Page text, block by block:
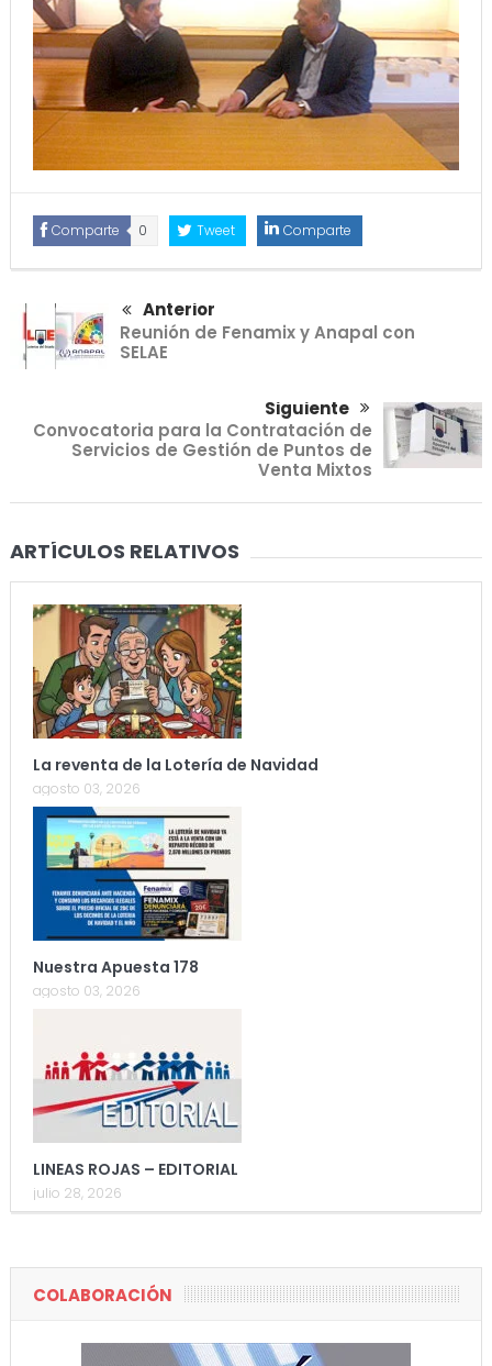
Comparte 0 Tweet Comparte
Anterior
Reunión de Fenamix y Anapal con
SELAE
Siguiente
Convocatoria para la Contratación de
Servicios de Gestión de Puntos de
Venta Mixtos
ARTÍCULOS RELATIVOS
La reventa de la Lotería de Navidad
agosto 03, 2026
Nuestra Apuesta 178
agosto 03, 2026
LINEAS ROJAS – EDITORIAL
julio 28, 2026
COLABORACIÓN